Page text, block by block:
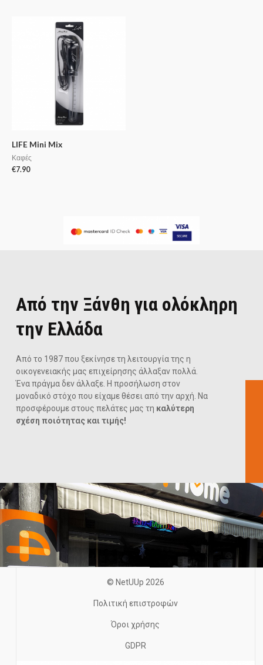
LIFE Mini Mix
Καφές
€7.90
Από την Ξάνθη για ολόκληρη
την Ελλάδα
Από το 1987 που ξεκίνησε τη λειτουργία της η
οικογενειακής μας επιχείρησης άλλαξαν πολλά.
Ένα πράγμα δεν άλλαξε. Η προσήλωση στον
μοναδικό στόχο που είχαμε θέσει από την αρχή. Να
προσφέρουμε στους πελάτες μας τη καλύτερη
σχέση ποιότητας και τιμής!
© NetUUp 2026
Πολιτική επιστροφών
Όροι χρήσης
GDPR